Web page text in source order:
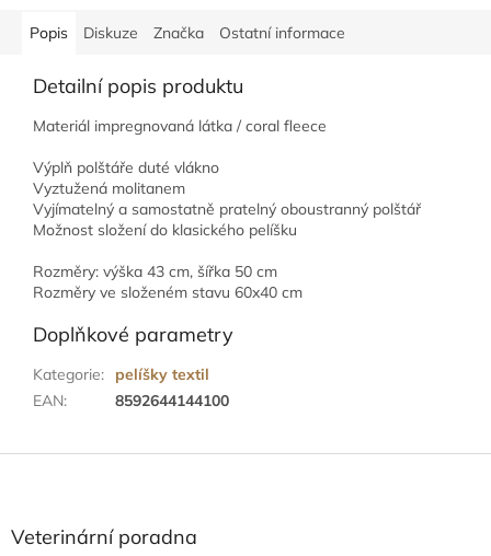
Popis Diskuze Značka Ostatní informace
Detailní popis produktu
Materiál impregnovaná látka / coral fleece
Výplň polštáře duté vlákno
Vyztužená molitanem
Vyjímatelný a samostatně pratelný oboustranný polštář
Možnost složení do klasického pelíšku
Rozměry: výška 43 cm, šířka 50 cm
Rozměry ve složeném stavu 60x40 cm
Doplňkové parametry
Kategorie:
pelíšky textil
EAN: 8592644144100
aVeterinární poradna